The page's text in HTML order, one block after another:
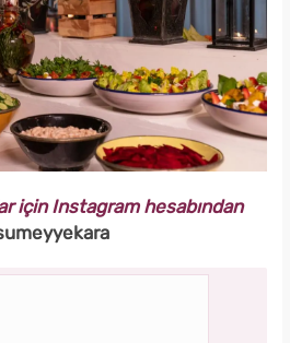
için Instagram hesabından